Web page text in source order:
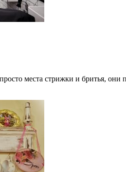
места стрижки и бритья,